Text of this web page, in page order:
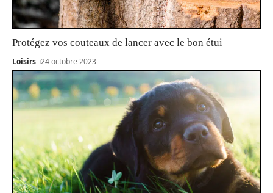
Protégez vos couteaux de lancer avec le bon étui
Loisirs 24 octobre 2023